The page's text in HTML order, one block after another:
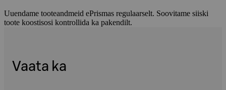
Uuendame tooteandmeid ePrismas regulaarselt. Soovitame siiski
toote koostisosi kontrollida ka pakendilt.
Vaata ka